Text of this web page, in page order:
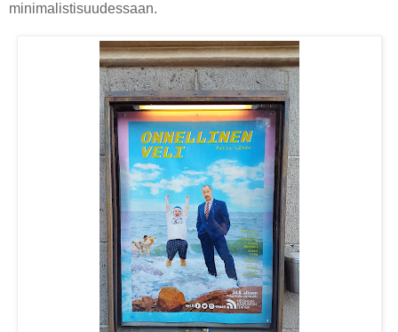
minimalistisuudessaan.